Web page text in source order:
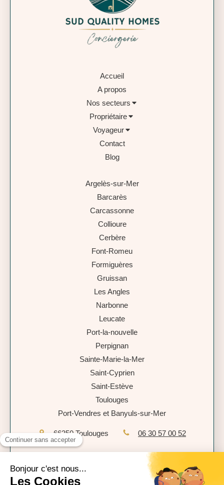
Accueil
A propos
Nos secteurs
Propriétaire
Voyageur
Contact
Blog
Argelès-sur-Mer
Barcarès
Carcassonne
Collioure
Cerbère
Font-Romeu
Formiguères
Gruissan
Les Angles
Narbonne
Leucate
Port-la-nouvelle
Perpignan
Sainte-Marie-la-Mer
Saint-Cyprien
Saint-Estève
Toulouges
Port-Vendres et Banyuls-sur-Mer
66350 Toulouges 06 30 57 00 52
Mentions légales
Politique de confidentialité